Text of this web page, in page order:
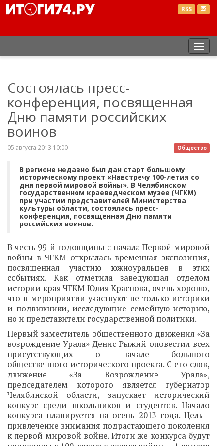
RSS
Состоялась пресс-
конференция, посвященная
Дню памяти российских
воинов
Общество
05 августа 2013 10:00
В регионе недавно был дан старт большому
историческому проект «Навстречу 100-летия со
дня первой мировой войны». В Челябинском
государственном краеведческом музее (ЧГКМ)
при участии представителей Министерства
культуры области, состоялась пресс-
конференция, посвященная Дню памяти
российских воинов.
В честь 99-й годовщины с начала Первой мировой
войны в ЧГКМ открылась временная экспозиция,
посвященная участию южноуральцев в этих
событиях. Как отметила заведующая отделом
истории края ЧГКМ Юлия Краснова, очень хорошо,
что в мероприятии участвуют не только историки
и подвижники, исследующие семейную историю,
но и представители государственной политики.
Первый заместитель общественного движения «За
возрождение Урала» Денис Рыжий оповестил всех
присутствующих о начале большого
общественного исторического проекта. С его слов,
движение «За Возрождение Урала»,
председателем которого является губернатор
Челябинской области, запускает исторический
конкурс среди школьников и студентов. Начало
конкурса планируется на осень 2013 года. Цель -
привлечение внимания подрастающего поколения
к первой мировой войне. Итоги же конкурса будут